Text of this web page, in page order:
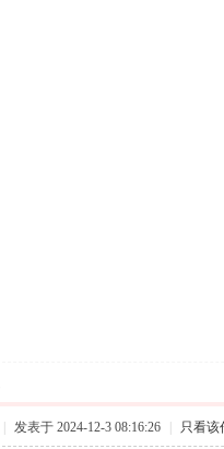
发表于 2024-12-3 08:16:26 只看该